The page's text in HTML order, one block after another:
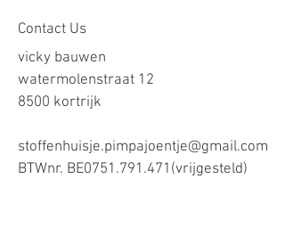
Contact Us
vicky bauwen
watermolenstraat 12
8500 kortrijk
stoffenhuisje.pimpajoentje@gmail.com
BTWnr. BE0751.791.471(vrijgesteld)